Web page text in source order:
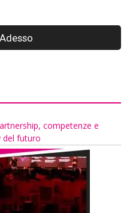
competenze e
del futuro